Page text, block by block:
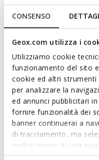
CONSENSO
Geox.com utilizza i
Utilizziamo cookie
funzionamento del sito
cookie ed altri
per analizzare la
ed annunci pubblicitari
fornire funzionalità dei
banner continuerai a
di tracciamento, ma
godrai invece di una
base dei tuoi gusti ed
active vibe, Aril is a
extremely easy to put on
blue knitted-effect
contrasting outsole, this
well-being all day long.
ITEM CODE:
Read more
Features
Outstanding
and absorbs jolts
Quick and easy to